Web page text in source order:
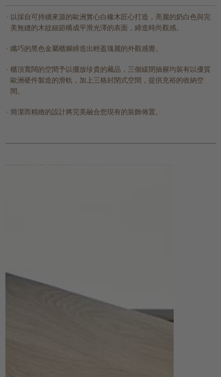
以採自可持續來源的歐洲實心白橡木匠心打造，亮麗的奶白色與完
美無縫的木紋細節構成平滑光澤的表面，締造時尚觀感。
纖巧的黑色金屬櫃腳締造出輕盈瑰麗的外觀感覺。
櫃頂寬闊的空間予以擺放珍貴的藏品，三個緩閉抽屜均裝有以優質
歐洲硬件製造的滑軌，加上三格封閉式空間，提供充裕的收納空
間。
簡潔而精緻的設計將完美融合您現有的裝飾佈置。